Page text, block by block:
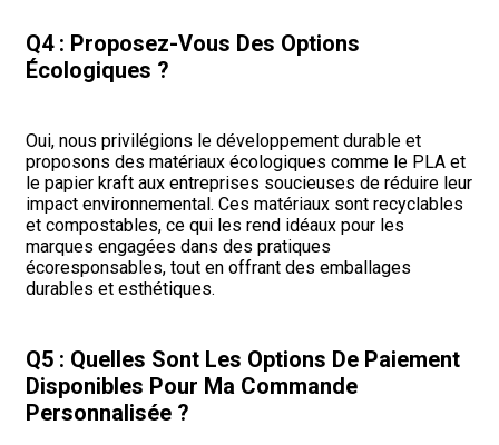
Q4 : Proposez-Vous Des Options
Écologiques ?
Oui, nous privilégions le développement durable et
proposons des matériaux écologiques comme le PLA et
le papier kraft aux entreprises soucieuses de réduire leur
impact environnemental. Ces matériaux sont recyclables
et compostables, ce qui les rend idéaux pour les
marques engagées dans des pratiques
écoresponsables, tout en offrant des emballages
durables et esthétiques.
Q5 : Quelles Sont Les Options De Paiement
Disponibles Pour Ma Commande
Personnalisée ?